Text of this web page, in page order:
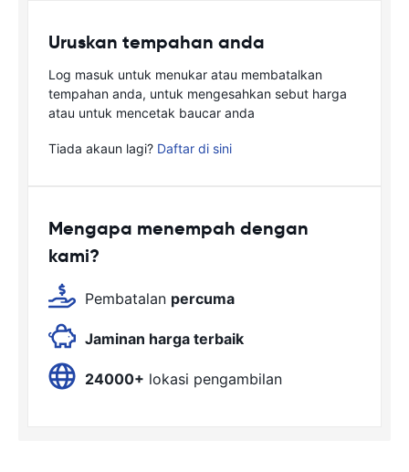
Uruskan tempahan anda
Log masuk untuk menukar atau membatalkan
tempahan anda, untuk mengesahkan sebut harga
atau untuk mencetak baucar anda
Tiada akaun lagi? Daftar di sini
Mengapa menempah dengan
kami?
Pembatalan percuma
Jaminan harga terbaik
24000+ lokasi pengambilan